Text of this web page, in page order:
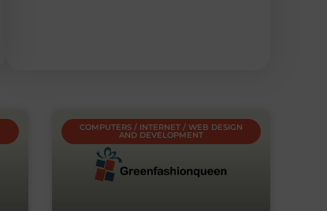
COMPUTERS / INTERNET / WEB DESIGN
AND DEVELOPMENT